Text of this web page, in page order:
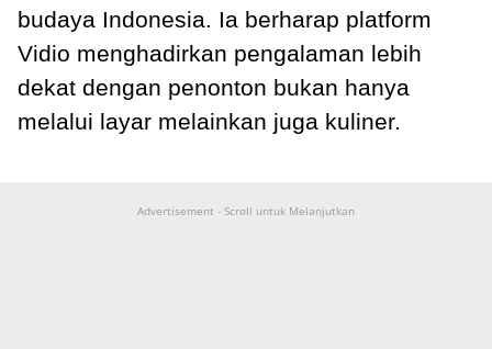
budaya Indonesia. Ia berharap platform
Vidio menghadirkan pengalaman lebih
dekat dengan penonton bukan hanya
melalui layar melainkan juga kuliner.
Advertisement - Scroll untuk Melanjutkan